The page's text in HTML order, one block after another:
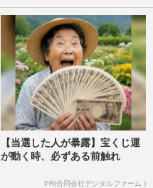
【当選した人が暴露】宝くじ運
が動く時、必ずある前触れ
PR(合同会社デジタルファーム )